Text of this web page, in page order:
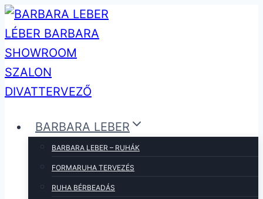
Skip
to
content
BARBARA LEBER
BARBARA LEBER – RUHÁK
FORMARUHA TERVEZÉS
RUHA BÉRBEADÁS